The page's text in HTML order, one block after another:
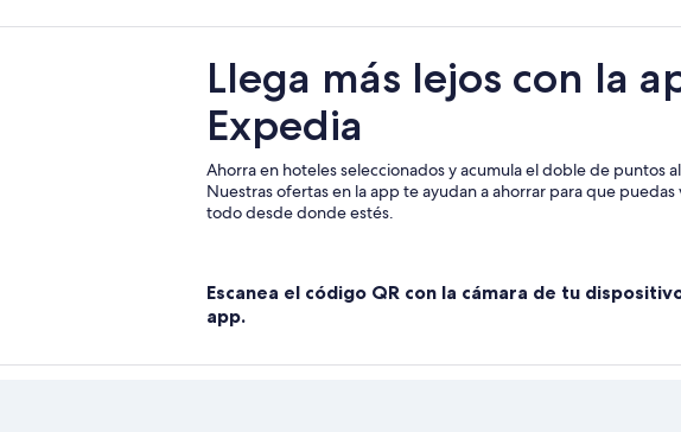
Llega más lejos con la
Expedia
Ahorra en hoteles seleccionados y acumula el doble de puntos
Nuestras ofertas en la app te ayudan a ahorrar para que puedas
todo desde donde estés.
Escanea el código QR con la cámara de tu
app.